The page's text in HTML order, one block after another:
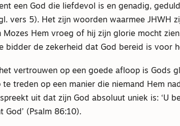
een God die liefdevol is en genadig,
vers 5). Het zijn woorden waarmee JHWH
Hem vroeg of hij zijn glorie mocht
bidder de zekerheid dat God bereid is voor
vertrouwen op een goede afloop is Gods
treden op een manier die niemand Hem
uit dat zijn God absoluut uniek is: ‘U
God’ (Psalm 86:10).